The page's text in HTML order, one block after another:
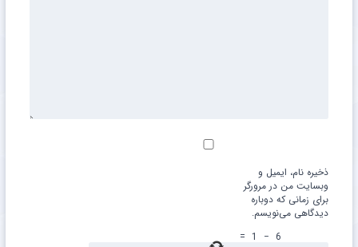
ذخیره نام، ایمیل و
وبسایت من در مرورگر
برای زمانی که دوباره
دیدگاهی می‌نویسم.
6
−
1
=